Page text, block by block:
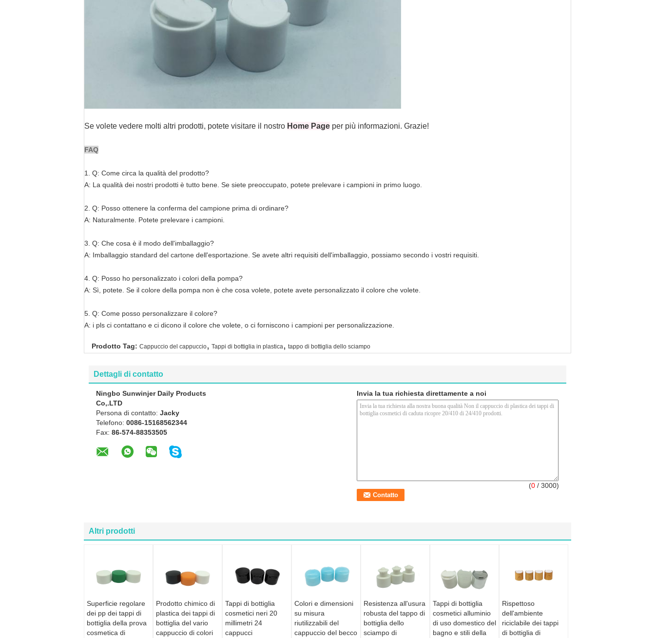
Se volete vedere molti altri prodotti, potete visitare il nostro Home Page per più informazioni. Grazie!
FAQ
1. Q: Come circa la qualità del prodotto?
A: La qualità dei nostri prodotti è tutto bene. Se siete preoccupato, potete prelevare i campioni in primo luogo.
2. Q: Posso ottenere la conferma del campione prima di ordinare?
A: Naturalmente. Potete prelevare i campioni.
3. Q: Che cosa è il modo dell'imballaggio?
A: Imballaggio standard del cartone dell'esportazione. Se avete altri requisiti dell'imballaggio, possiamo secondo i vostri requisiti.
4. Q: Posso ho personalizzato i colori della pompa?
A: Sì, potete. Se il colore della pompa non è che cosa volete, potete avete personalizzato il colore che volete.
5. Q: Come posso personalizzare il colore?
A: i pls ci contattano e ci dicono il colore che volete, o ci forniscono i campioni per personalizzazione.
Prodotto Tag: Cappuccio del cappuccio, Tappi di bottiglia in plastica, tappo di bottiglia dello sciampo
Dettagli di contatto
Ningbo Sunwinjer Daily Products
Co,.LTD
Persona di contatto: Jacky
Telefono: 0086-15168562344
Fax: 86-574-88353505
Invia la tua richiesta direttamente a noi
(0 / 3000)
Altri prodotti
Superficie regolare
dei pp dei tappi di
bottiglia della prova
cosmetica di
Prodotto chimico di
plastica dei tappi di
bottiglia del vario
cappuccio di colori
Tappi di bottiglia
cosmetici neri 20
millimetri 24
cappucci
Colori e dimensioni
su misura
riutilizzabili del
cappuccio del becco
Resistenza all'usura
robusta del tappo di
bottiglia dello
sciampo di
Tappi di bottiglia
cosmetici alluminio
di uso domestico del
bagno e stili della
Rispettoso
dell'ambiente
riciclabile dei tappi
di bottiglia di